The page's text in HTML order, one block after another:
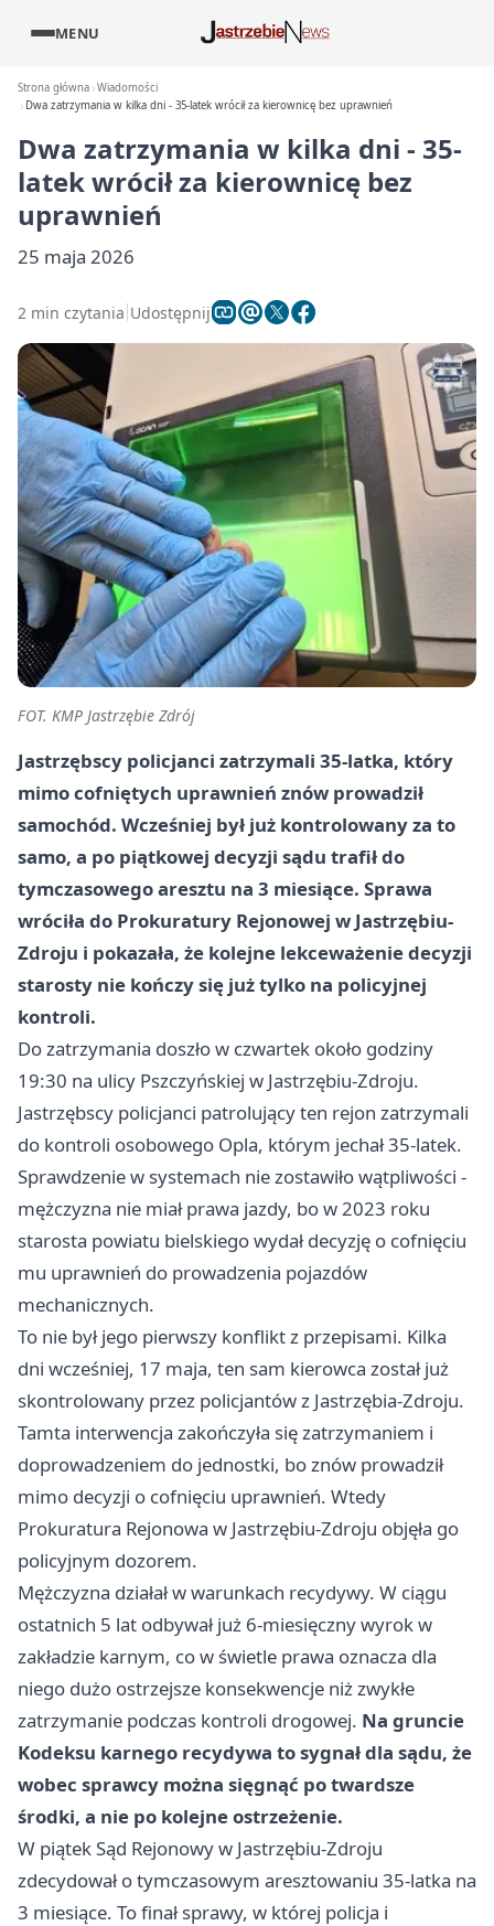
MENU
Strona główna Wiadomości
Dwa zatrzymania w kilka dni - 35-latek wrócił za kierownicę bez uprawnień
Dwa zatrzymania w kilka dni - 35-
latek wrócił za kierownicę bez
uprawnień
25 maja 2026
2 min czytania Udostępnij
FOT. KMP Jastrzębie Zdrój
Jastrzębscy policjanci zatrzymali 35-latka, który
mimo cofniętych uprawnień znów prowadził
samochód. Wcześniej był już kontrolowany za to
samo, a po piątkowej decyzji sądu trafił do
tymczasowego aresztu na 3 miesiące. Sprawa
wróciła do Prokuratury Rejonowej w Jastrzębiu-
Zdroju i pokazała, że kolejne lekceważenie decyzji
starosty nie kończy się już tylko na policyjnej
kontroli.
Do zatrzymania doszło w czwartek około godziny
19:30 na ulicy Pszczyńskiej w Jastrzębiu-Zdroju.
Jastrzębscy policjanci patrolujący ten rejon zatrzymali
do kontroli osobowego Opla, którym jechał 35-latek.
Sprawdzenie w systemach nie zostawiło wątpliwości -
mężczyzna nie miał prawa jazdy, bo w 2023 roku
starosta powiatu bielskiego wydał decyzję o cofnięciu
mu uprawnień do prowadzenia pojazdów
mechanicznych.
To nie był jego pierwszy konflikt z przepisami. Kilka
dni wcześniej, 17 maja, ten sam kierowca został już
skontrolowany przez policjantów z Jastrzębia-Zdroju.
Tamta interwencja zakończyła się zatrzymaniem i
doprowadzeniem do jednostki, bo znów prowadził
mimo decyzji o cofnięciu uprawnień. Wtedy
Prokuratura Rejonowa w Jastrzębiu-Zdroju objęła go
policyjnym dozorem.
Mężczyzna działał w warunkach recydywy. W ciągu
ostatnich 5 lat odbywał już 6-miesięczny wyrok w
zakładzie karnym, co w świetle prawa oznacza dla
niego dużo ostrzejsze konsekwencje niż zwykłe
zatrzymanie podczas kontroli drogowej. Na gruncie
Kodeksu karnego recydywa to sygnał dla sądu, że
wobec sprawcy można sięgnąć po twardsze
środki, a nie po kolejne ostrzeżenie.
W piątek Sąd Rejonowy w Jastrzębiu-Zdroju
zdecydował o tymczasowym aresztowaniu 35-latka na
3 miesiące. To finał sprawy, w której policja i